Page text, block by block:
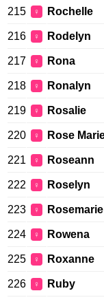
215 ♀ Rochelle
216 ♀ Rodelyn
217 ♀ Rona
218 ♀ Ronalyn
219 ♀ Rosalie
220 ♀ Rose
221 ♀ Roseann
222 ♀ Roselyn
223 ♀ Rosemarie
224 ♀ Rowena
225 ♀ Roxanne
226 ♀ Ruby